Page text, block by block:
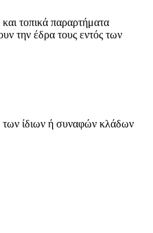
τοπικά παραρτήματα
την έδρα τους εντός των
των ίδιων ή συναφών κλάδων